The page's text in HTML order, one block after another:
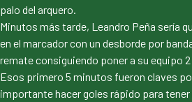
palo del arquero.
Minutos más tarde, Leandro Peña sería
en el marcador con un desborde por
remate consiguiendo poner a su equipo 2
Esos primero 5 minutos fueron claves
importante hacer goles rápido para